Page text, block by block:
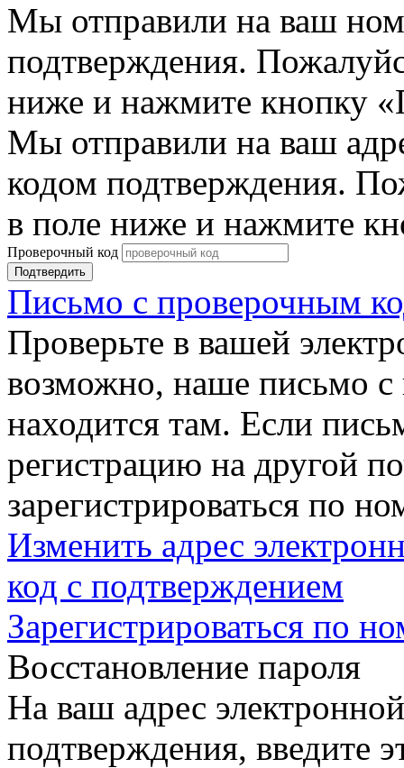
Мы отправили на ваш
подтверждения.
ниже и нажмите кнопку
Мы отправили на ваш
кодом подтверждения.
в поле ниже и нажмите
Проверочный код
Подтвердить
Письмо с проверочным
Проверьте в вашей
возможно, наше письмо с
находится там. Если
регистрацию на другой
зарегистрироваться по
Изменить адрес
код с подтверждением
Зарегистрироваться по
Восстановление пароля
На ваш адрес
подтверждения, введите